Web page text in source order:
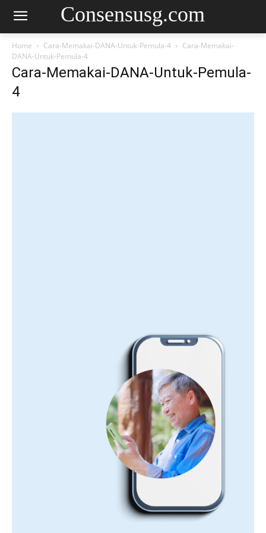
Consensusg.com
Home Cara-Memakai-DANA-Untuk-Pemula-4
Cara-Memakai-
DANA-Untuk-Pemula-4
Cara-Memakai-DANA-Untuk-Pemula-
4